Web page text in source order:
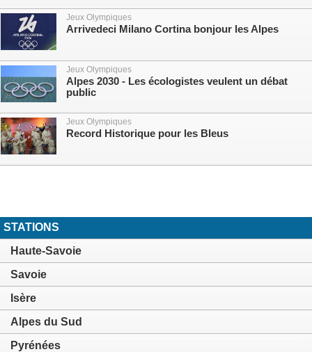
Jeux Olympiques
Arrivedeci Milano Cortina bonjour les Alpes
Jeux Olympiques
Alpes 2030 - Les écologistes veulent un débat
public
Jeux Olympiques
Record Historique pour les Bleus
STATIONS
Haute-Savoie
Savoie
Isère
Alpes du Sud
Pyrénées